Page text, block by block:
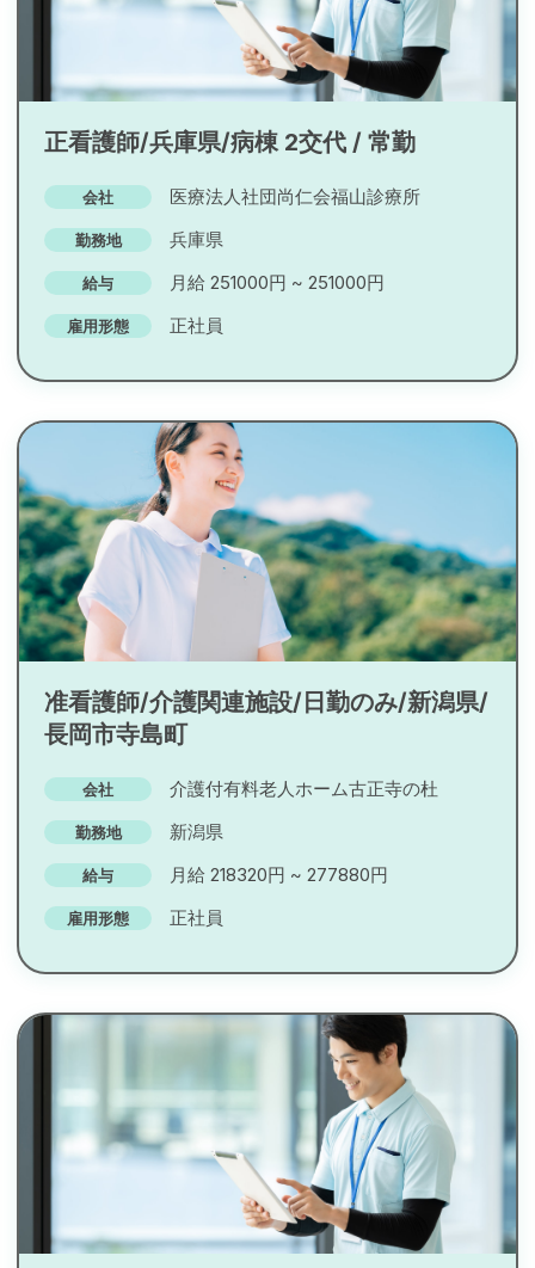
正看護師/兵庫県/病棟 2交代 / 常勤
会社 医療法人社団尚仁会福山診療所
勤務地 兵庫県
給与 月給 251000円 ~ 251000円
雇用形態 正社員
准看護師/介護関連施設/日勤のみ/新潟県/
長岡市寺島町
会社 介護付有料老人ホーム古正寺の杜
勤務地 新潟県
給与 月給 218320円 ~ 277880円
雇用形態 正社員